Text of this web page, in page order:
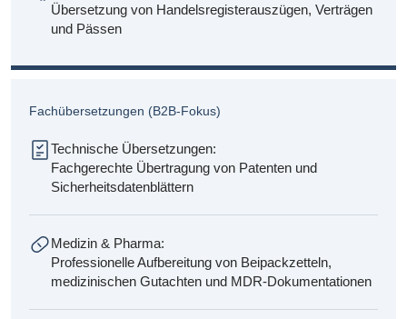
Übersetzung von Handelsregisterauszügen, Verträgen
und Pässen
Fachübersetzungen (B2B-Fokus)
Technische Übersetzungen:
Fachgerechte Übertragung von Patenten und
Sicherheitsdatenblättern
Medizin & Pharma:
Professionelle Aufbereitung von Beipackzetteln,
medizinischen Gutachten und MDR-Dokumentationen